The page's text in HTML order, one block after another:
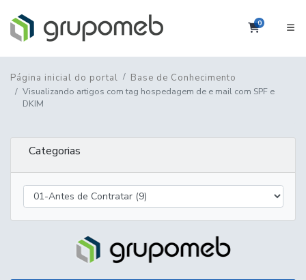
0Carrinho
Página inicial do portal Base de Conhecimento
Visualizando artigos com tag hospedagem de e mail com SPF e
DKIM
Categorias